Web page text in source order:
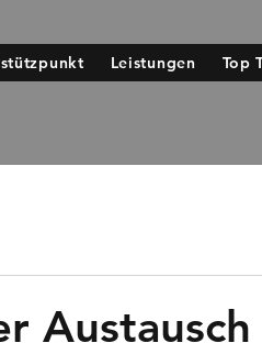
Leistungen Top